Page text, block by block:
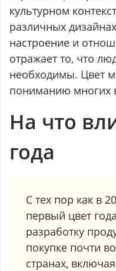
культурном
различных
настроение и
отражает то, что
необходимы. Цвет
пониманию многих
На что
года
С тех пор как в
первый цвет
разработку
покупке почти
странах,